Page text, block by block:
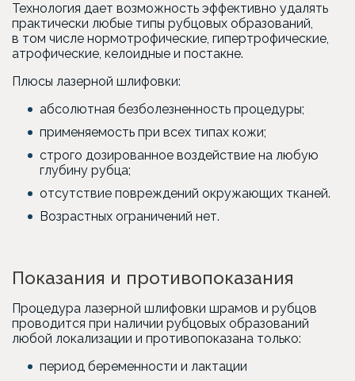
Технология дает возможность эффективно удалять
практически любые типы рубцовых образований,
в том числе нормотрофические, гипертрофические,
атрофические, келоидные и постакне.
Плюсы лазерной шлифовки:
абсолютная безболезненность процедуры;
применяемость при всех типах кожи;
строго дозированное воздействие на любую
глубину рубца;
отсутствие повреждений окружающих тканей.
Возрастных ограничений нет.
Показания и противопоказания
Процедура лазерной шлифовки шрамов и рубцов
проводится при наличии рубцовых образований
любой локализации и противопоказана только:
период беременности и лактации